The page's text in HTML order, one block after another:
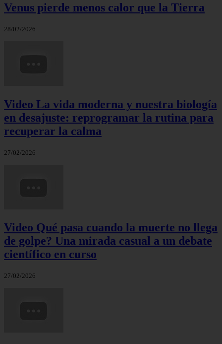
Venus pierde menos calor que la Tierra
28/02/2026
Video La vida moderna y nuestra biología
en desajuste: reprogramar la rutina para
recuperar la calma
27/02/2026
Video Qué pasa cuando la muerte no llega
de golpe? Una mirada casual a un debate
científico en curso
27/02/2026